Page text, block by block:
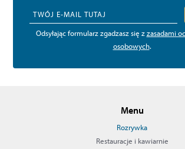
Odsyłając formularz zgadzasz się zzasadami
osobowych.
Menu
Rozrywka
Restauracje i kawiarnie